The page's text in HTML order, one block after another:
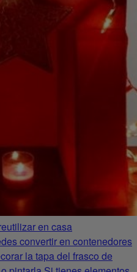
en casa
convertir en contenedores
la tapa del frasco de